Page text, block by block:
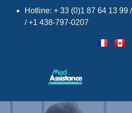
Hotline: + 33 (0)1 87 64 13 99
/ +1 438-797-0207